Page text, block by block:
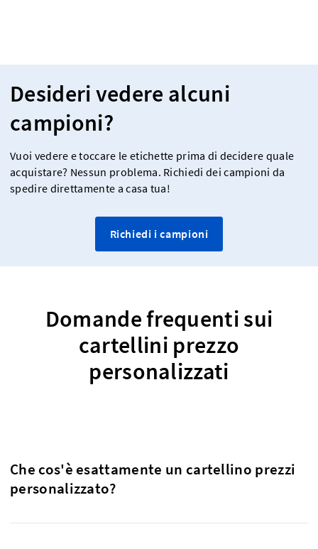
Desideri vedere alcuni
campioni?
Vuoi vedere e toccare le etichette prima di decidere quale
acquistare? Nessun problema. Richiedi dei campioni da
spedire direttamente a casa tua!
Richiedi i campioni
Domande frequenti sui
cartellini prezzo
personalizzati
Che cos'è esattamente un cartellino prezzi
personalizzato?